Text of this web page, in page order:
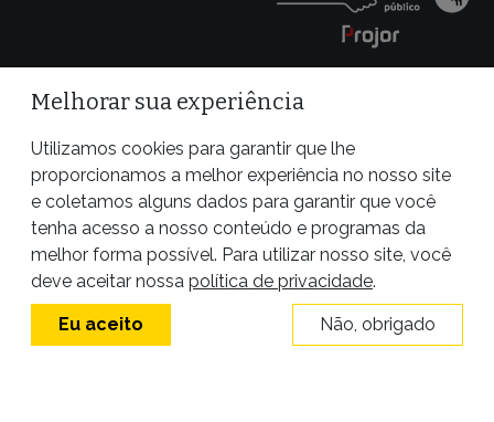
Site desenvolvido por
Melhorar sua experiência
Utilizamos cookies para garantir que lhe
proporcionamos a melhor experiência no nosso site
e coletamos alguns dados para garantir que você
tenha acesso a nosso conteúdo e programas da
melhor forma possível. Para utilizar nosso site, você
deve aceitar nossa política de privacidade.
Eu aceito Não, obrigado